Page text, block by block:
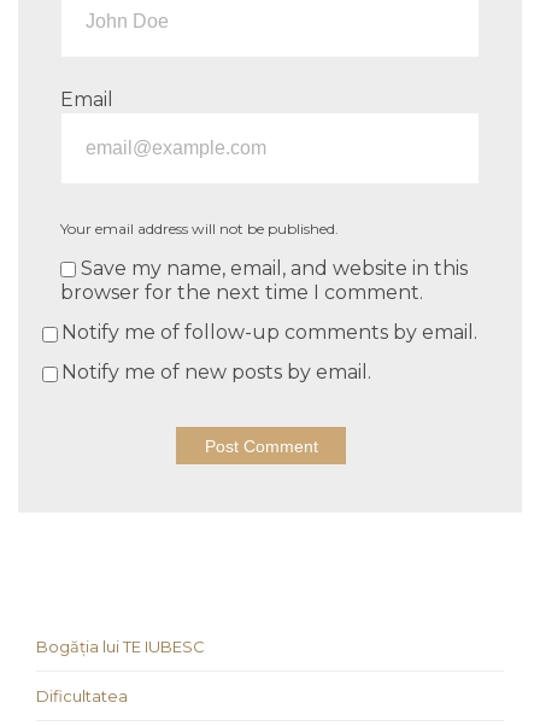
Email
Your email address will not be published.
Save my name, email, and website in this
browser for the next time I comment.
Notify me of follow-up comments by email.
Notify me of new posts by email.
Bogăția lui TE IUBESC
Dificultatea